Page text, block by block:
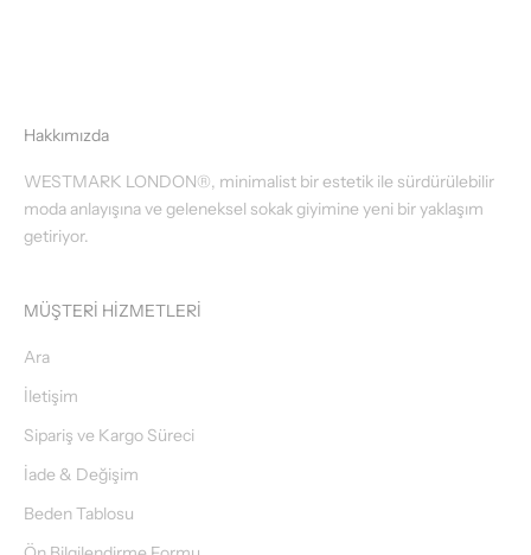
Hakkımızda
WESTMARK LONDON®, minimalist bir estetik ile sürdürülebilir
moda anlayışına ve geleneksel sokak giyimine yeni bir yaklaşım
getiriyor.
MÜŞTERİ HİZMETLERİ
Ara
İletişim
Sipariş ve Kargo Süreci
İade & Değişim
Beden Tablosu